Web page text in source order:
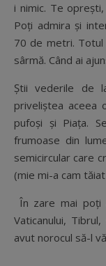
i nimic. Te
Poți admira și
70 de metri.
sârmă. Când ai
Știi vederile de
priveliștea aceea
pufoși și Piața.
frumoase din
semicircular care
(mie mi-a cam
În zare mai poți
Vaticanului,
avut norocul să-l